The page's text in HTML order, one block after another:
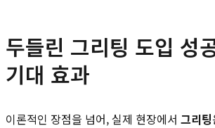
두들린 그리팅 도입 성
기대 효과
이론적인 장점을 넘어, 실제 현장에서 그리팅